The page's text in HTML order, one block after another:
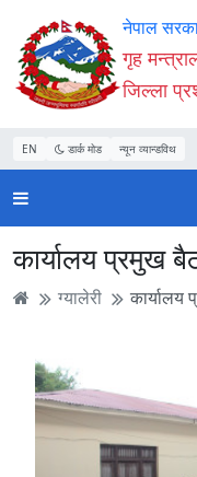
Accessibility
Mode
सुरु
गर्नुहोस्
सामाग्री
पढ्नुहाेस्
नेभिगेसन
पढ्नुहाेस्
वेबसाइट
खोजमा
जानुहोस्
नेपाल
गृह
जिल्ला
EN डार्क मोड न्यून व्यान्डविथ
कार्यालय प्रमुख
ग्यालेरी